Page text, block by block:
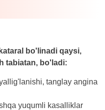
bo'linadi qaysi,
tabiatan, bo'ladi:
tanglay angina
yuqumli kasalliklar